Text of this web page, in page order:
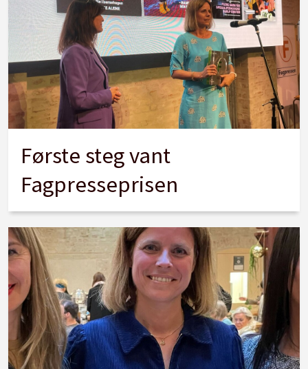
Første steg vant
Fagpresseprisen